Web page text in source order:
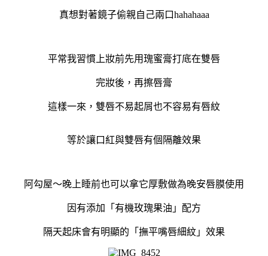
真想對著鏡子偷親自己兩口hahahaaa
平常我習慣上妝前先用瑰蜜膏打底在雙唇
完妝後，再擦唇膏
這樣一來，雙唇不易起屑也不容易有唇紋
等於讓口紅與雙唇有個隔離效果
阿勾屋～晚上睡前也可以拿它厚敷做為晚安唇膜使用
因有添加「有機玫瑰果油」配方
隔天起床會有明顯的「撫平嘴唇細紋」效果